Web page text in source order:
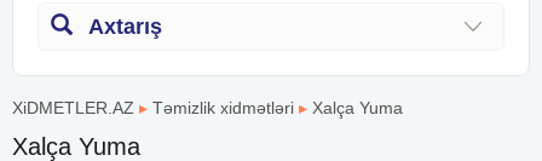
Axtarış
XiDMETLER.AZ ▸ Təmizlik xidmətləri ▸ Xalça Yuma
Xalça Yuma